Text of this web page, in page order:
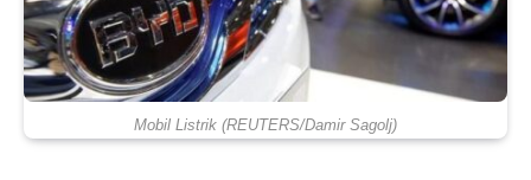
Mobil Listrik (REUTERS/Damir Sagolj)